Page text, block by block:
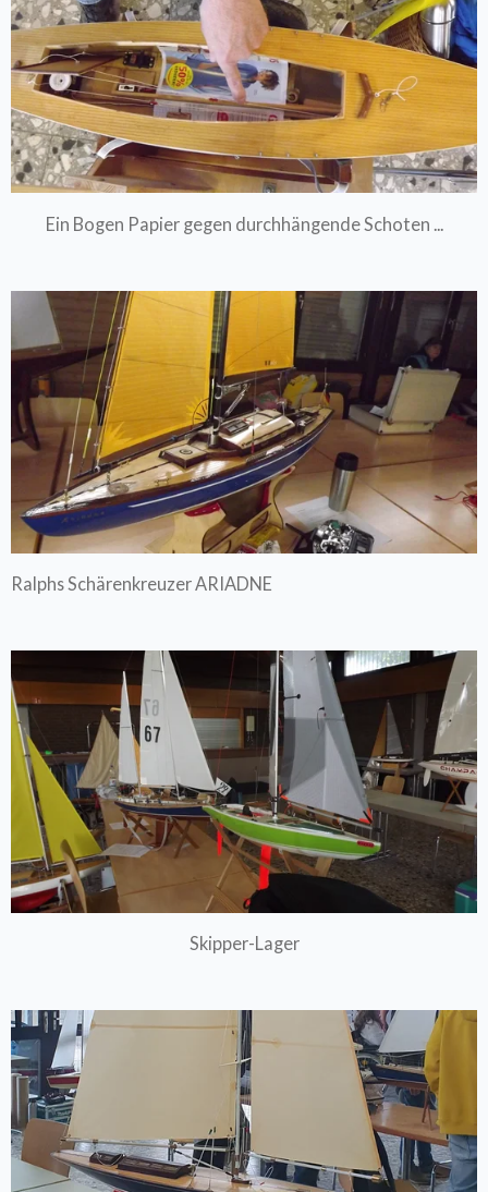
Ein Bogen Papier gegen durchhängende Schoten ...
Ralphs Schärenkreuzer ARIADNE
Skipper-Lager